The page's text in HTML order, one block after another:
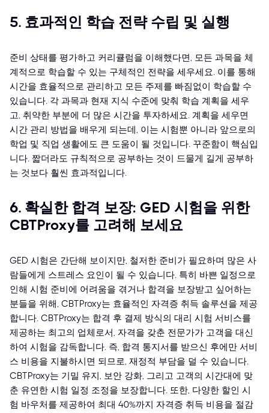
5. 효과적인 학습 전략 수립 및 실행
준비 상태를 평가하고 커리큘럼을 이해했다면, 모든 과목을 체
계적으로 학습할 수 있는 구체적인 전략을 세우세요. 이를 통해
시간을 효율적으로 관리하고 모든 주제를 빠짐없이 학습할 수
있습니다. 각 과목과 현재 지식 수준에 맞춰 학습 계획을 세우
고, 취약한 부분에 더 많은 시간을 투자하세요. 계획을 세우면
시간 관리 방법을 배우게 되는데, 이는 시험뿐 아니라 앞으로의
학업 및 직업 생활에도 큰 도움이 될 것입니다. 꾸준함이 핵심입
니다. 짧더라도 규칙적으로 공부하는 것이 드물게 길게 공부하
는 것보다 훨씬 효과적입니다.
6. 확실한 합격 보장: GED 시험을 위한
CBTProxy를 고려해 보세요
GED 시험은 간단해 보이지만, 철저한 준비가 필요하며 많은 사
람들에게 스트레스 요인이 될 수 있습니다. 특히 바쁜 일정으로
인해 시험 준비에 어려움을 겪거나 합격을 보장받고 싶어하는
분들을 위해, CBTProxy는 효율적인 자격증 취득 솔루션을 제공
합니다. CBTProxy는 합격 후 결제 방식의 대리 시험 서비스를
제공하는 최고의 업체로서, 자격을 갖춘 전문가가 고객을 대신
하여 시험을 감독합니다. 즉, 합격 통지서를 받으신 후에만 서비
스 비용을 지불하시면 되므로, 재정적 부담을 덜 수 있습니다.
CBTProxy는 기밀 유지, 보안 강화, 그리고 고객의 시간대에 맞
춘 유연한 시험 일정 조정을 보장합니다. 또한, 다양한 할인 시
험 바우처를 제공하여 최대 40%까지 자격증 취득 비용을 절감